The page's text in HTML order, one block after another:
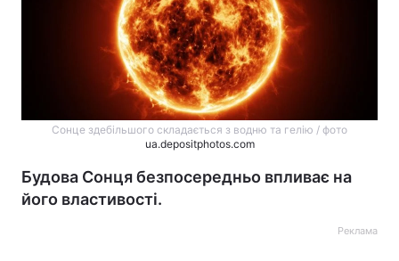
Сонце здебільшого складається з водню та гелію / фото
ua.depositphotos.com
Будова Сонця безпосередньо впливає на
його властивості.
Реклама